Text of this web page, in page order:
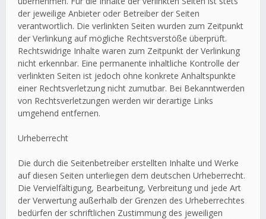
der jeweilige Anbieter oder Betreiber der Seiten
verantwortlich. Die verlinkten Seiten wurden zum Zeitpunkt
der Verlinkung auf mögliche Rechtsverstöße überprüft.
Rechtswidrige Inhalte waren zum Zeitpunkt der Verlinkung
nicht erkennbar. Eine permanente inhaltliche Kontrolle der
verlinkten Seiten ist jedoch ohne konkrete Anhaltspunkte
einer Rechtsverletzung nicht zumutbar. Bei Bekanntwerden
von Rechtsverletzungen werden wir derartige Links
umgehend entfernen.
Urheberrecht
Die durch die Seitenbetreiber erstellten Inhalte und Werke
auf diesen Seiten unterliegen dem deutschen Urheberrecht.
Die Vervielfältigung, Bearbeitung, Verbreitung und jede Art
der Verwertung außerhalb der Grenzen des Urheberrechtes
bedürfen der schriftlichen Zustimmung des jeweiligen